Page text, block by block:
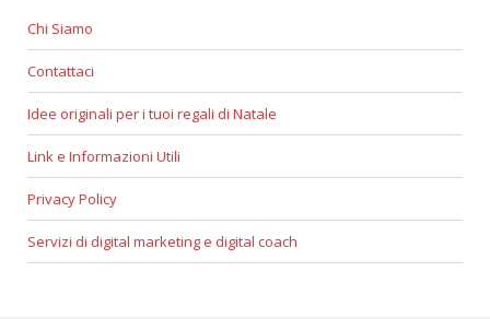
Chi Siamo
Contattaci
Idee originali per i tuoi regali di Natale
Link e Informazioni Utili
Privacy Policy
Servizi di digital marketing e digital coach